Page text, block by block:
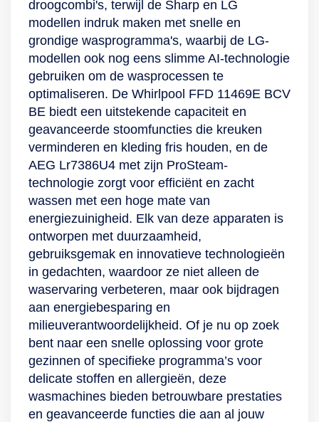
droogcombi's, terwijl de Sharp en LG
modellen indruk maken met snelle en
grondige wasprogramma's, waarbij de LG-
modellen ook nog eens slimme AI-technologie
gebruiken om de wasprocessen te
optimaliseren. De Whirlpool FFD 11469E BCV
BE biedt een uitstekende capaciteit en
geavanceerde stoomfuncties die kreuken
verminderen en kleding fris houden, en de
AEG Lr7386U4 met zijn ProSteam-
technologie zorgt voor efficiënt en zacht
wassen met een hoge mate van
energiezuinigheid. Elk van deze apparaten is
ontworpen met duurzaamheid,
gebruiksgemak en innovatieve technologieën
in gedachten, waardoor ze niet alleen de
waservaring verbeteren, maar ook bijdragen
aan energiebesparing en
milieuverantwoordelijkheid. Of je nu op zoek
bent naar een snelle oplossing voor grote
gezinnen of specifieke programma’s voor
delicate stoffen en allergieën, deze
wasmachines bieden betrouwbare prestaties
en geavanceerde functies die aan al jouw